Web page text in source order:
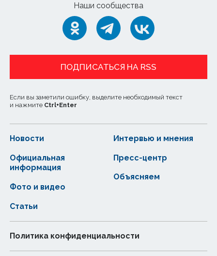
Наши сообщества
ПОДПИСАТЬСЯ НА RSS
Если вы заметили ошибку, выделите необходимый текст
и нажмите Ctrl+Enter
Новости
Статьи
Официальная
информация
Интервью и мнения
Фото и видео
Пресс-центр
Объясняем
Политика конфиденциальности